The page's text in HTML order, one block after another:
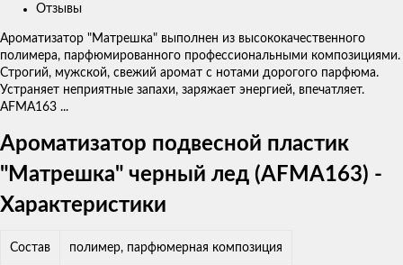
Отзывы
Ароматизатор "Матрешка" выполнен из высококачественного
полимера, парфюмированного профессиональными композициями.
Строгий, мужской, свежий аромат с нотами дорогого парфюма.
Устраняет неприятные запахи, заряжает энергией, впечатляет.
AFMA163 ...
Ароматизатор подвесной пластик
"Матрешка" черный лед (AFMA163) -
Характеристики
Состав полимер, парфюмерная композиция